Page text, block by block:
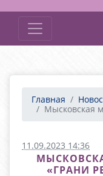
Главная
Мысковская
11.09.2023 14:36
«ГРАНИ